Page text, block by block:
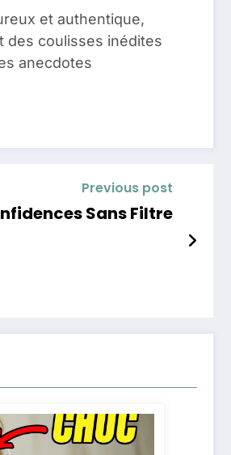
et authentique,
des coulisses inédites
anecdotes
Previous post
Sans Filtre